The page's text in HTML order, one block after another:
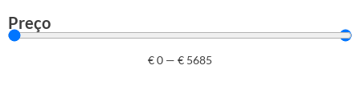
Preço
€0 — € 5685